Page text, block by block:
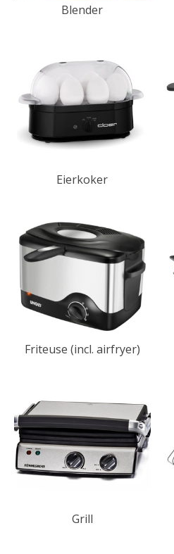
Blender
Eierkoker
Friteuse (incl. airfryer)
Grill